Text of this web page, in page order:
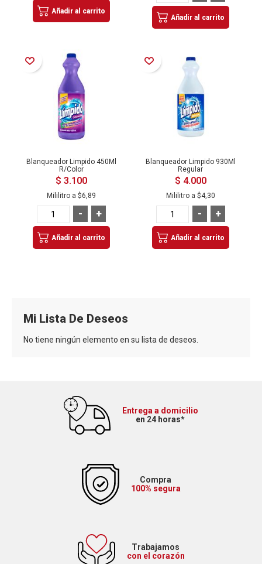
Añadir al carrito
Añadir al carrito
Añadir a la Lista de Deseos
Blanqueador Limpido 450Ml
R/Color
$ 3.100
Mililitro a $6,89
+
-
Añadir al carrito
Añadir a la Lista de Deseos
Blanqueador Limpido 930Ml
Regular
$ 4.000
Mililitro a $4,30
+
-
Añadir al carrito
Mi Lista De Deseos
No tiene ningún elemento en su lista de deseos.
Entrega a domicilio
en 24 horas*
Compra
100% segura
Trabajamos
con el corazón